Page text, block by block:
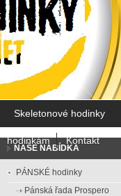
Skeletonové hodinky
hodinkám Kontakt
NAŠE NABÍDKA
PÁNSKÉ hodinky
Pánská řada Prospero